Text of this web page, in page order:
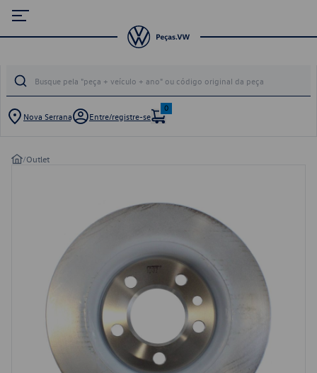
Nova Serrana Entre/registre-se
0
/Outlet